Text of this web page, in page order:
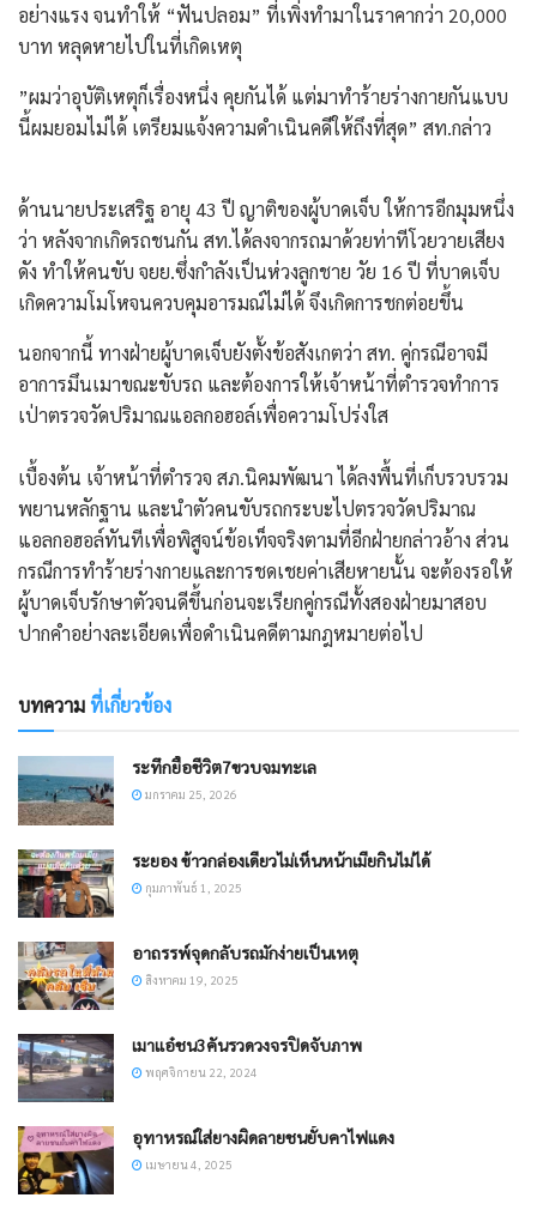
อย่างแรง จนทำให้ “ฟันปลอม” ที่เพิ่งทำมาในราคากว่า 20,000
บาท หลุดหายไปในที่เกิดเหตุ
​”ผมว่าอุบัติเหตุก็เรื่องหนึ่ง คุยกันได้ แต่มาทำร้ายร่างกายกันแบบ
นี้ผมยอมไม่ได้ เตรียมแจ้งความดำเนินคดีให้ถึงที่สุด” สท.กล่าว
​ด้านนายประเสริฐ อายุ 43 ปี ญาติของผู้บาดเจ็บ ให้การอีกมุมหนึ่ง
ว่า หลังจากเกิดรถชนกัน สท.ได้ลงจากรถมาด้วยท่าทีโวยวายเสียง
ดัง ทำให้คนขับ จยย.ซึ่งกำลังเป็นห่วงลูกชาย วัย 16 ปี ที่บาดเจ็บ
เกิดความโมโหจนควบคุมอารมณ์ไม่ได้ จึงเกิดการชกต่อยขึ้น
นอกจากนี้ ทางฝ่ายผู้บาดเจ็บยังตั้งข้อสังเกตว่า สท. คู่กรณีอาจมี
อาการมึนเมาขณะขับรถ และต้องการให้เจ้าหน้าที่ตำรวจทำการ
เป่าตรวจวัดปริมาณแอลกอฮอล์เพื่อความโปร่งใส
​เบื้องต้น เจ้าหน้าที่ตำรวจ สภ.นิคมพัฒนา ได้ลงพื้นที่เก็บรวบรวม
พยานหลักฐาน และนำตัวคนขับรถกระบะไปตรวจวัดปริมาณ
แอลกอฮอล์ทันทีเพื่อพิสูจน์ข้อเท็จจริงตามที่อีกฝ่ายกล่าวอ้าง ส่วน
กรณีการทำร้ายร่างกายและการชดเชยค่าเสียหายนั้น จะต้องรอให้
ผู้บาดเจ็บรักษาตัวจนดีขึ้นก่อนจะเรียกคู่กรณีทั้งสองฝ่ายมาสอบ
ปากคำอย่างละเอียดเพื่อดำเนินคดีตามกฎหมายต่อไป
บทความที่เกี่ยวข้อง
ระทึกยื้อชีวิต7ขวบจมทะเล
มกราคม 25, 2026
ระยอง ข้าวกล่องเดียวไม่เห็นหน้าเมียกินไม่ได้
กุมภาพันธ์ 1, 2025
อาถรรพ์จุดกลับรถมักง่ายเป็นเหตุ
สิงหาคม 19, 2025
เมาแอ๋ชน3คันรวดวงจรปิดจับภาพ
พฤศจิกายน 22, 2024
อุทาหรณ์ใส่ยางผิดลายชนยั้บคาไฟแดง
เมษายน 4, 2025